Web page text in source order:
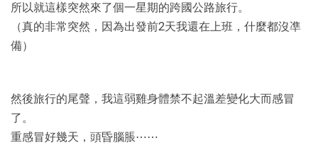
所以就這樣突然來了個一星期的跨國公路旅行。
（真的非常突然，因為出發前2天我還在上班，什麼都沒凖
備）
然後旅行的尾聲，我這弱雞身體禁不起溫差變化大而感冒
了。
重感冒好幾天，頭昏腦脹⋯⋯